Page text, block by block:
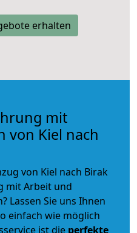
erhalten
mit
von Kiel nach
von Kiel nach Birak
mit Arbeit und
Lassen Sie uns Ihnen
einfach wie möglich
ist die perfekte